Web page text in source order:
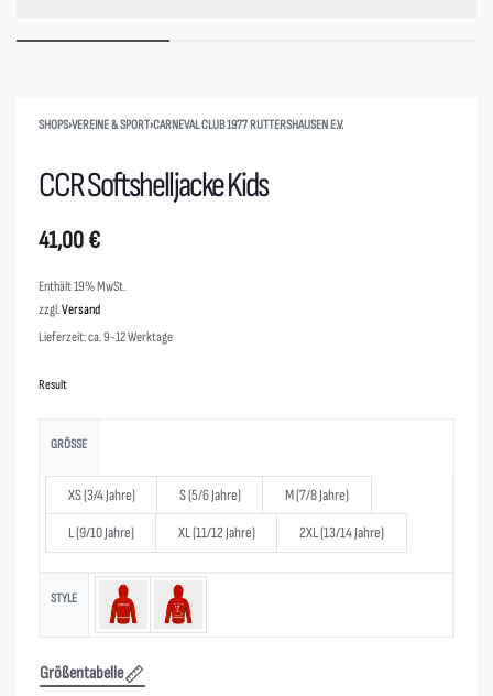
SHOPS›VEREINE & SPORT›CARNEVAL CLUB 1977 RUTTERSHAUSEN E.V.
CCR Softshelljacke Kids
41,00€
Enthält 19% MwSt.
zzgl.Versand
Lieferzeit: ca. 9-12 Werktage
Result
GRÖSSE
XS (3/4 Jahre) S (5/6 Jahre)
M (7/8 Jahre)
L (9/10 Jahre)
XL (11/12 Jahre) 2XL (13/14 Jahre)
STYLE
Größentabelle